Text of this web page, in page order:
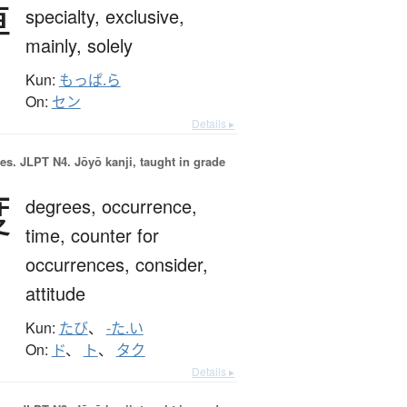
specialty, exclusive,
mainly, solely
Kun: もっぱ.ら
On: セン
Details ▸
JLPT N4. Jōyō kanji, taught in grade
degrees, occurrence,
time, counter for
occurrences, consider,
attitude
Kun: たび、 -た.い
On: ド、 ト、 タク
Details ▸